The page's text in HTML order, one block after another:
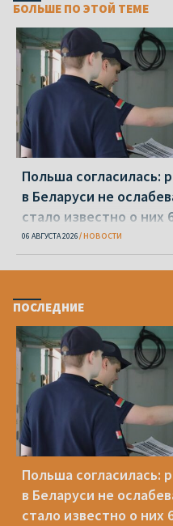
БОЛЬШЕ ПО ЭТОЙ ТЕМЕ
Польша согласилась:
в Беларуси не
стало известно о них
06 АВГУСТА 2026 НОВОСТИ
ПОСЛЕДНИЕ
Польша согласилась:
в Беларуси не
стало известно о них